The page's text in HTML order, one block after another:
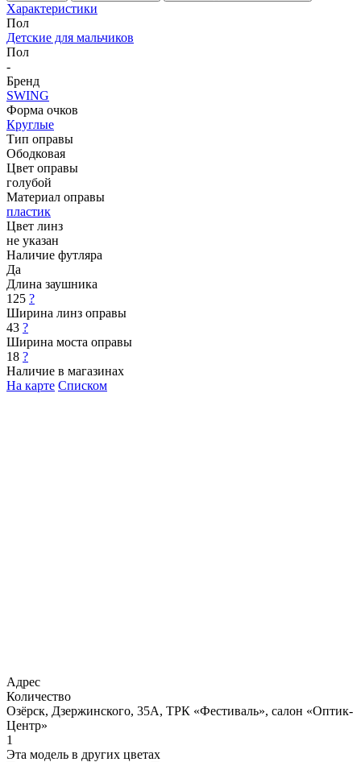
Характеристики
Пол
Детские для мальчиков
Пол
-
Бренд
SWING
Форма очков
Круглые
Тип оправы
Ободковая
Цвет оправы
голубой
Материал оправы
пластик
Цвет линз
не указан
Наличие футляра
Да
Длина заушника
125 ?
Ширина линз оправы
43 ?
Ширина моста оправы
18 ?
Наличие в магазинах
На карте Списком
Адрес
Количество
Озёрск, Дзержинского, 35А, ТРК «Фестиваль», салон «Оптик-
Центр»
1
Эта модель в других цветах